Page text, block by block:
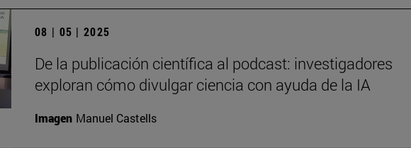
08 | 05 | 2025
De la publicación científica al podcast: investigadores
exploran cómo divulgar ciencia con ayuda de la IA
Imagen Manuel Castells